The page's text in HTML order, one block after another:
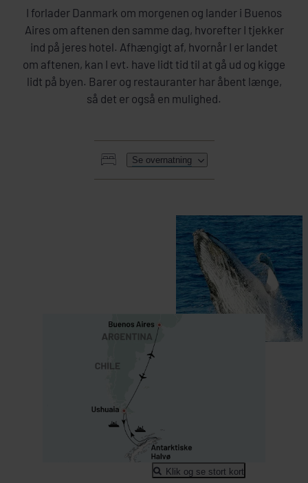
I forlader Danmark om morgenen og lander i Buenos
Aires om aftenen den samme dag, hvorefter I tjekker
ind på jeres hotel. Afhængigt af, hvornår I er landet
om aftenen, kan I evt. have lidt tid til at gå ud og kigge
lidt på byen. Barer og restauranter har åbent længe,
så det er også en mulighed.
Se overnatning
HER SKAL I BO
INKLUDERET I PRISEN
Buenos AiresKlik og se stort kort